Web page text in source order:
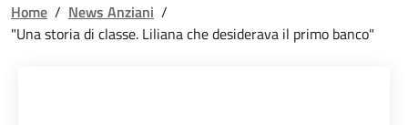
Home / News Anziani /
"Una storia di classe. Liliana che desiderava il primo banco"